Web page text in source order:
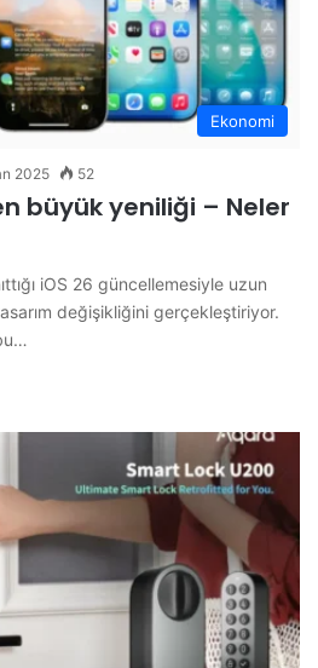
Ekonomi
2025 52
büyük yeniliği – Neler
iOS 26 güncellemesiyle uzun
değişikliğini gerçekleştiriyor.